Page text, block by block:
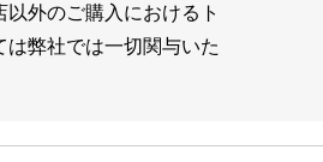
以外のご購入におけるト
は弊社では一切関与いた